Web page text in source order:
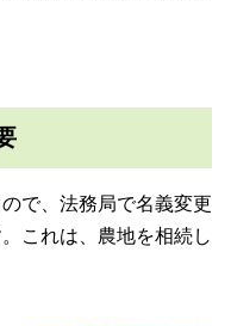
で、法務局で名義変更
これは、農地を相続し